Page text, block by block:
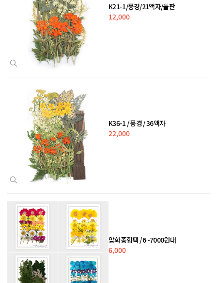
K21-1/풍경/21액자/들판
12,000
K36-1 / 풍경 / 36액자
22,000
압화종합팩 / 6~7000원대
6,000